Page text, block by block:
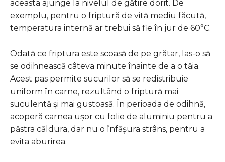
aceasta ajunge la nivelul de gătire dorit. De
exemplu, pentru o friptură de vită mediu făcută,
temperatura internă ar trebui să fie în jur de 60°C.
Odată ce friptura este scoasă de pe grătar, las-o să
se odihnească câteva minute înainte de a o tăia.
Acest pas permite sucurilor să se redistribuie
uniform în carne, rezultând o friptură mai
suculentă și mai gustoasă. În perioada de odihnă,
acoperă carnea ușor cu folie de aluminiu pentru a
păstra căldura, dar nu o înfășura strâns, pentru a
evita aburirea.